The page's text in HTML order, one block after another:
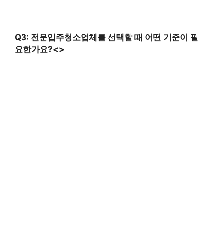
Q3: 전문입주청소업체를 선택할 때 어떤 기준이 필
요한가요?<>